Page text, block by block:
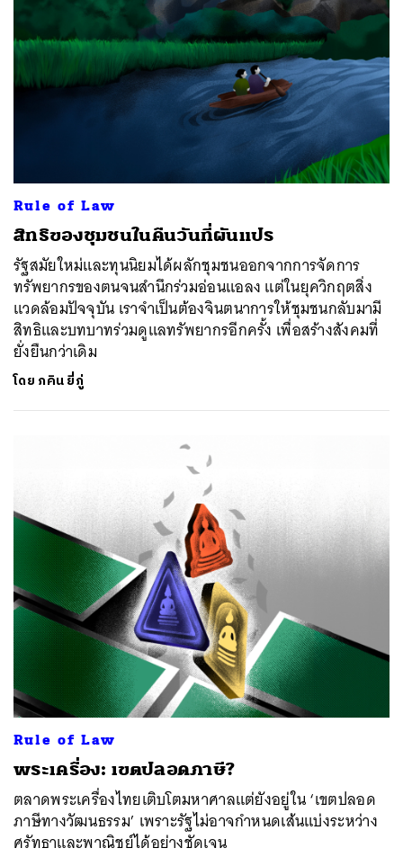
Rule of Law
สิทธิของชุมชนในคืนวันที่ผันแปร
รัฐสมัยใหม่และทุนนิยมได้ผลักชุมชนออกจากการจัดการ
ทรัพยากรของตนจนสำนึกร่วมอ่อนแอลง แต่ในยุควิกฤตสิ่ง
แวดล้อมปัจจุบัน เราจำเป็นต้องจินตนาการให้ชุมชนกลับมามี
สิทธิและบทบาทร่วมดูแลทรัพยากรอีกครั้ง เพื่อสร้างสังคมที่
ยั่งยืนกว่าเดิม
โดย ภคิน ยี่ภู่
Rule of Law
พระเครื่อง: เขตปลอดภาษี?
ตลาดพระเครื่องไทยเติบโตมหาศาลแต่ยังอยู่ใน ‘เขตปลอด
ภาษีทางวัฒนธรรม’ เพราะรัฐไม่อาจกำหนดเส้นแบ่งระหว่าง
ศรัทธาและพาณิชย์ได้อย่างชัดเจน